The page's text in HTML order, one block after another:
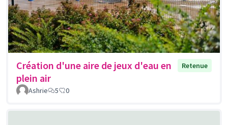
Création d'une aire de jeux d'eau en
plein air
Retenue
Ashrie 5 0